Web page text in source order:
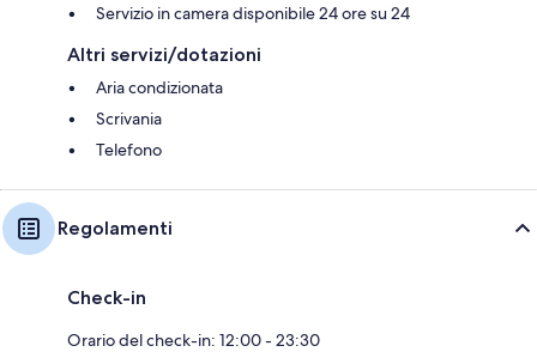
Servizio in camera disponibile 24 ore su 24
Altri servizi/dotazioni
Aria condizionata
Scrivania
Telefono
Regolamenti
Check-in
Orario del check-in: 12:00 - 23:30